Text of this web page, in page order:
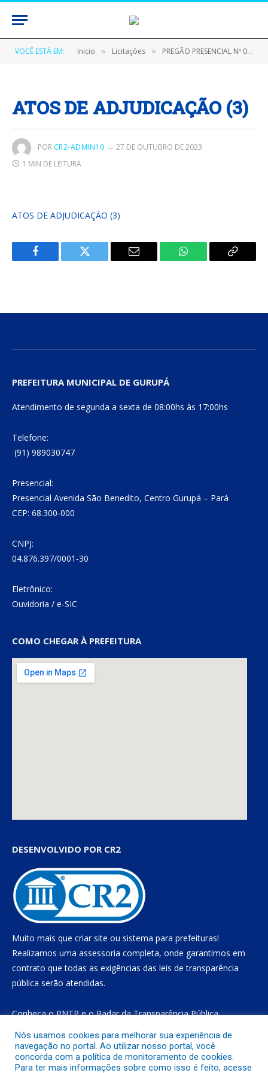
VOCÊ ESTÁ EM: Inicio » Licitações » PREGÃO PRESENCIAL Nº 020301/2023 (AQUISIÇÃO DE FORNECIMENTO MATERIAL DE CONSUMO PARA SUPRIR AS NECESSIDADES DA SECRETARIA MUNICIPAL DE SAÚDE DE GURUPÁ)
ATOS DE ADJUDICAÇÃO (3)
POR CR2-ADMIN10
27 DE OUTUBRO DE 2023
1 MIN DE LEITURA
ATOS DE ADJUDICAÇÃO (3)
Facebook Twitter
E-
WhatsApp Copiar
PREFEITURA MUNICIPAL DE GURUPÁ
Atendimento de segunda a sexta de 08:00hs às 17:00hs
Telefone:
(91) 989030747
Presencial:
Presencial Avenida São Benedito, Centro Gurupá – Pará
CEP: 68.300-000
CNPJ:
04.876.397/0001-30
Eletrônico:
Ouvidoria / e-SIC
COMO CHEGAR À PREFEITURA
DESENVOLVIDO POR CR2
Muito mais que criar site ou sistema para prefeituras!
Realizamos uma assessoria completa, onde garantimos em
contrato que todas as exigências das leis de transparência
pública serão atendidas.
Conheça oPNTPe oRadar da Transparência Pública
Todos os direitos reservados a Prefeitura Municipal de Gurupá
Nós usamos cookies para melhorar sua experiência de
navegação no portal. Ao utilizar nosso portal, você
concorda com a política de monitoramento de cookies.
Para ter mais informações sobre como isso é feito, acesse